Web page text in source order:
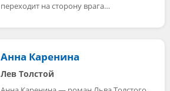
переходит на сторону врага…
Анна Каренина
Лев Толстой